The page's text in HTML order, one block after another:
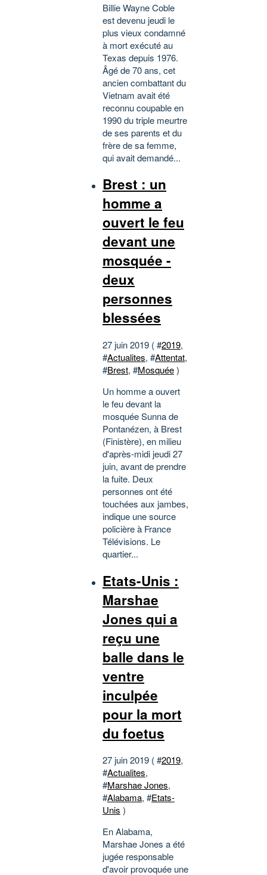
Billie Wayne Coble
est devenu jeudi le
plus vieux condamné
à mort exécuté au
Texas depuis 1976.
Âgé de 70 ans, cet
ancien combattant du
Vietnam avait été
reconnu coupable en
1990 du triple meurtre
de ses parents et du
frère de sa femme,
qui avait demandé...
Brest : un
homme a
ouvert le feu
devant une
mosquée -
deux
personnes
blessées
27 juin 2019 ( #2019,
#Actualites, #Attentat,
#Brest, #Mosquée)
Un homme a ouvert
le feu devant la
mosquée Sunna de
Pontanézen, à Brest
(Finistère), en milieu
d'après-midi jeudi 27
juin, avant de prendre
la fuite. Deux
personnes ont été
touchées aux jambes,
indique une source
policière à France
Télévisions. Le
quartier...
Etats-Unis :
Marshae
Jones qui a
reçu une
balle dans le
ventre
inculpée
pour la mort
du foetus
27 juin 2019 ( #2019,
#Actualites,
#Marshae Jones,
#Alabama, #Etats-
Unis )
En Alabama,
Marshae Jones a été
jugée responsable
d'avoir provoquée une